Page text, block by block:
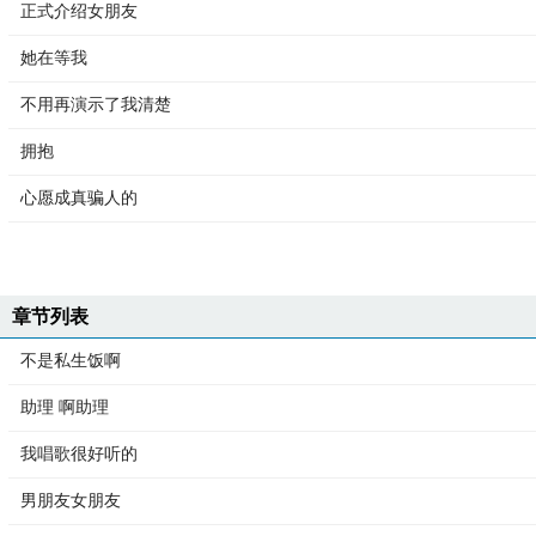
正式介绍女朋友
她在等我
不用再演示了我清楚
拥抱
心愿成真骗人的
章节列表
不是私生饭啊
助理 啊助理
我唱歌很好听的
男朋友女朋友